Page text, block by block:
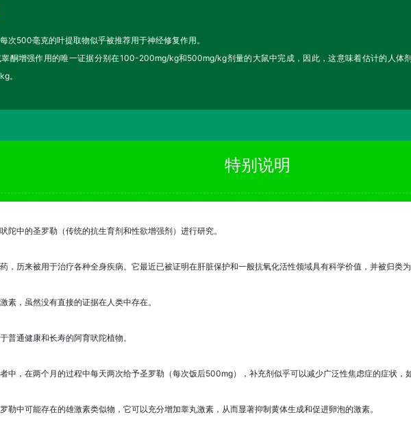
次500毫克的叶提取物似乎被推荐用于神经修复作用。
酮增强作用的唯一证据分别在100-200mg/kg和500mg/kg剂量的大鼠中完成，因此，这意味着估计的人体
。
特别说明
陀中的圣罗勒（传统的抗生育剂和性欲增强剂）进行研究。
，历来被用于治疗各种全身疾病。它最近已被证明在肝脏保护和一般抗氧化活性领域具有科学价值，并被归类
素，虽然没有直接的证据在人类中存在。
普通健康和长寿的阿育吠陀植物。
中，在两个月的过程中每天两次给予圣罗勒（每次饭后500mg），补充剂似乎可以减少广泛性焦虑症的症状，
勒中可能存在的雄激素类似物，它可以充分增加睾丸激素，从而显著抑制黄体生成和促进卵泡的激素。